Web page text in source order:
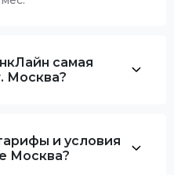
самая
Москва?
и условия
Москва?